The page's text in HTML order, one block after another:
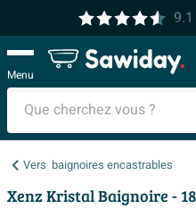
9.1
Menu
Vers baignoires encastrables